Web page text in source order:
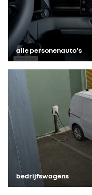
alle personenauto's
bedrijfswagens